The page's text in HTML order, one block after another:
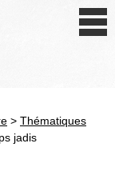
> Thématiques
jadis